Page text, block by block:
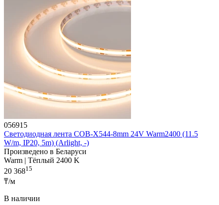
056915
Светодиодная лента COB-X544-8mm 24V Warm2400 (11.5
W/m, IP20, 5m) (Arlight, -)
Произведено в Беларуси
Warm | Тёплый 2400 K
20 36815
₸/м
В наличии